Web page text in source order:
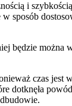
i
sposób
będzie można
czas jest
dotknęła